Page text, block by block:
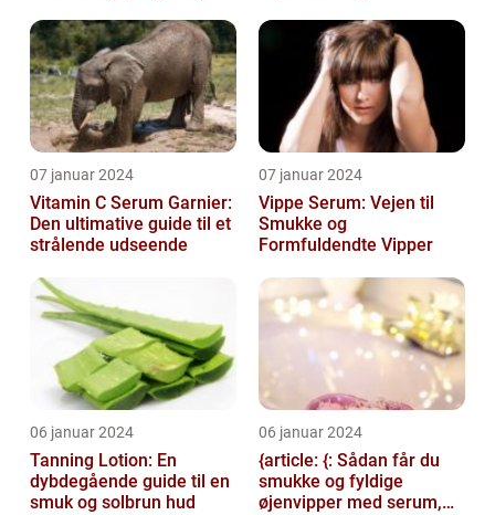
07 januar 2024
Vitamin C Serum Garnier:
Den ultimative guide til et
strålende udseende
07 januar 2024
Vippe Serum: Vejen til
Smukke og
Formfuldendte Vipper
06 januar 2024
Tanning Lotion: En
dybdegående guide til en
smuk og solbrun hud
06 januar 2024
{article: {: Sådan får du
smukke og fyldige
øjenvipper med serum,